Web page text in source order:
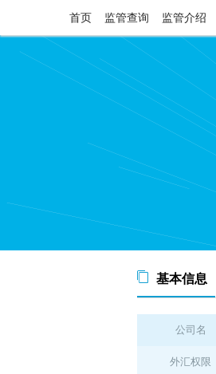
首页 监管查询 监管介绍
基本信息
公司名
外汇权限